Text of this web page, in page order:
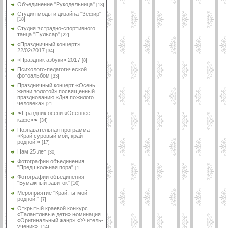
Объединение "Рукодельница" [13]
Студия моды и дизайна "Зефир"
[18]
Студия эстрадно-спортивного
танца "Пульсар" [22]
«Праздничный концерт».
22/02/2017 [34]
«Праздник азбуки».2017 [8]
Психолого-педагогической
фотоальбом [33]
Праздничный концерт «Осень
жизни золотой» посвященный
празднованию «Дня пожилого
человека» [21]
❧Праздник осени «Осеннее
кафе»❧ [34]
Познавательная программа
«Край суровый мой, край
родной!» [17]
Нам 25 лет [30]
Фотографии объединения
"Предшкольная пора" [1]
Фотографии объединения
"Бумажный завиток" [10]
Мероприятие "Край,ты мой
родной!" [7]
Открытый краевой конкурс
«Талантливые дети» номинация
«Оригинальный жанр» «Учитель-
ученик».
[14]